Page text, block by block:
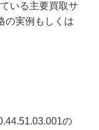
いる主要買取サ
の実例もしくは
の